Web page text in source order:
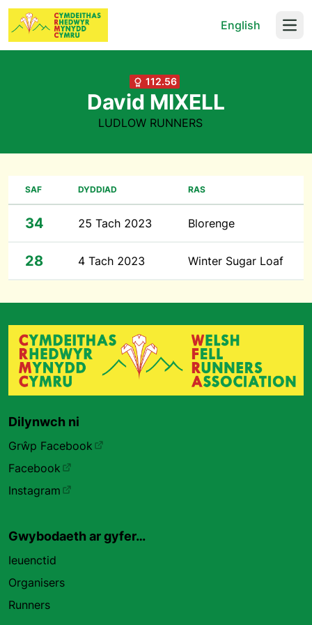
English
112.56
David MIXELL
LUDLOW RUNNERS
SAF DYDDIAD RAS
34 25 Tach 2023 Blorenge
28 4 Tach 2023 Winter Sugar Loaf
Dilynwch ni
Grŵp Facebook
Facebook
Instagram
Gwybodaeth ar gyfer…
Ieuenctid
Organisers
Runners